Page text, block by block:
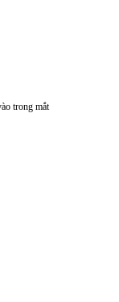
trong mắt